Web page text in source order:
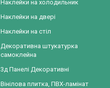
Наклейки на холодильник
Наклейки на двері
Наклейки на стіл
Декоративна штукатурка
самоклейна
3д Панелі Декоративні
Вінілова плитка, ПВХ-ламінат